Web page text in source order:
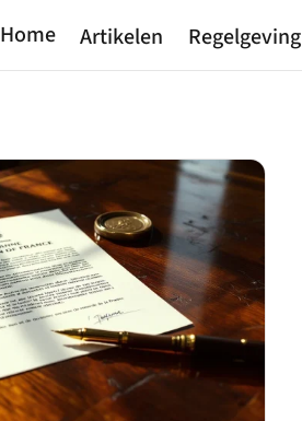
Home Artikelen Regelgeving